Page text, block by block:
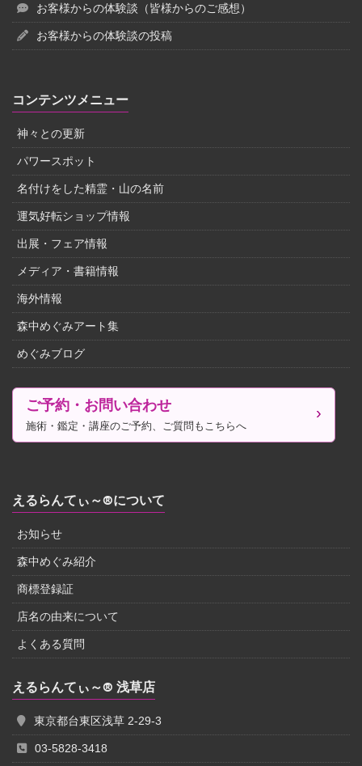
お客様からの体験談（皆様からのご感想）
お客様からの体験談の投稿
コンテンツメニュー
神々との更新
パワースポット
名付けをした精霊・山の名前
運気好転ショップ情報
出展・フェア情報
メディア・書籍情報
海外情報
森中めぐみアート集
めぐみブログ
ご予約・お問い合わせ
施術・鑑定・講座のご予約、ご質問もこちらへ
えるらんてぃ～®について
お知らせ
森中めぐみ紹介
商標登録証
店名の由来について
よくある質問
えるらんてぃ～® 浅草店
東京都台東区浅草 2-29-3
03-5828-3418